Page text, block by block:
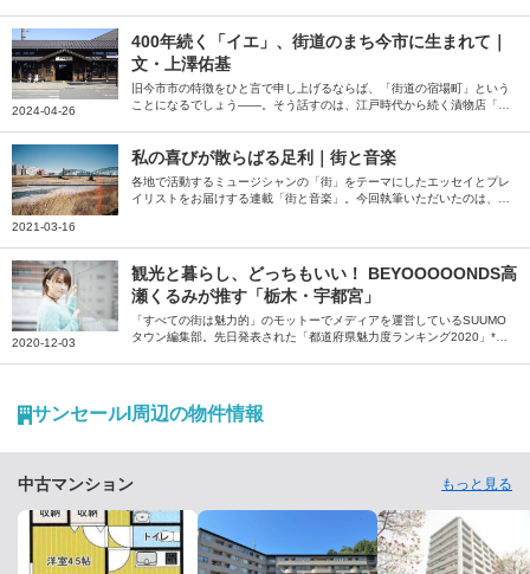
田さんを育んだ栃木県の魅力・思い出・お気に入りのお店など、地元に
まつわるお話をたくさん伺いました。
2024-04-26
400年続く「イエ」、街道のまち今市に生まれて｜
文・上澤佑基
旧今市市の特徴をひと言で申し上げるならば、「街道の宿場町」という
ことになるでしょう――。そう話すのは、江戸時代から続く漬物店「上
2021-03-16
私の喜びが散らばる足利｜街と音楽
各地で活動するミュージシャンの「街」をテーマにしたエッセイとプレ
イリストをお届けする連載「街と音楽」。今回執筆いただいたのは、栃
惹きつけられ、気付けば人生の半分近くを過ごしているという「栃木県
足利市」について綴っていただきました。「そこら中に自分にとっての
喜びが散らばっている」川田さんが語る足利の魅力をたっぷり紹介いた
だいています。この１年間車の中でよく聴いていた曲として選曲いただ
いたプレイリストとともにお楽しみください。
2020-12-03
観光と暮らし、どっちもいい！ BEYOOOOONDS高
瀬くるみが推す「栃木・宇都宮」
「すべての街は魅力的」のモットーでメディアを運営しているSUUMO
タウン編集部。先日発表された「都道府県魅力度ランキング2020」*1
どっちもいい！という高瀬さんに、地元への愛をおすすめスポットを紹
介いただきながら、たっぷり語っていただきました。
サンセールI周辺の物件情報
中古マンション もっと見る